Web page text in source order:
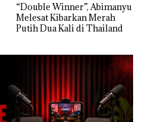
“Double Winner”, Abimanyu
Melesat Kibarkan Merah
Putih Dua Kali di Thailand